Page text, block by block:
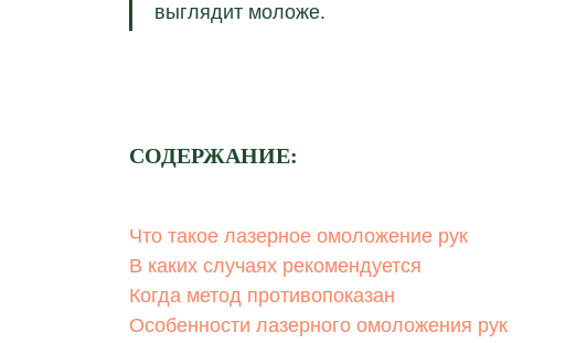
выглядит моложе.
СОДЕРЖАНИЕ:
Что такое лазерное омоложение рук
В каких случаях рекомендуется
Когда метод противопоказан
Особенности лазерного омоложения рук